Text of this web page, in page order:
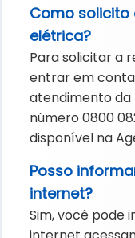
Como solicito
elétrica?
Para solicitar a
entrar em
atendimento da
número 0800
disponível na
Posso
internet?
Sim, você pode